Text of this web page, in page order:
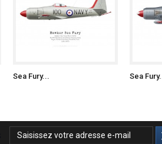
Sea Fury... Sea